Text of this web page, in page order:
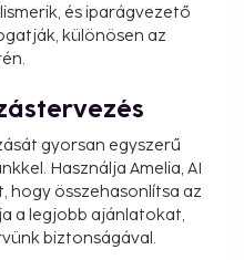
és iparágvezető
különösen az
gyorsan egyszerű
Használja Amelia, AI
hogy összehasonlítsa az
a legjobb ajánlatokat,
biztonságával.